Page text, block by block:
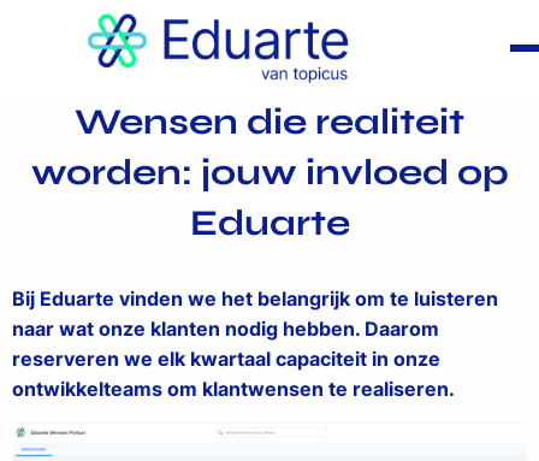
Wensen die realiteit
worden: jouw invloed op
Eduarte
Bij Eduarte vinden we het belangrijk om te luisteren
naar wat onze klanten nodig hebben. Daarom
reserveren we elk kwartaal capaciteit in onze
ontwikkelteams om klantwensen te realiseren.